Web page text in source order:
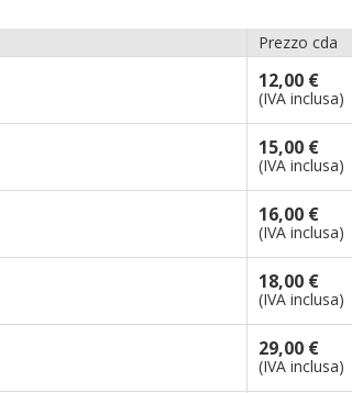
Prezzo cda
12,00 €
(IVA inclusa)
15,00 €
(IVA inclusa)
16,00 €
(IVA inclusa)
18,00 €
(IVA inclusa)
29,00 €
(IVA inclusa)